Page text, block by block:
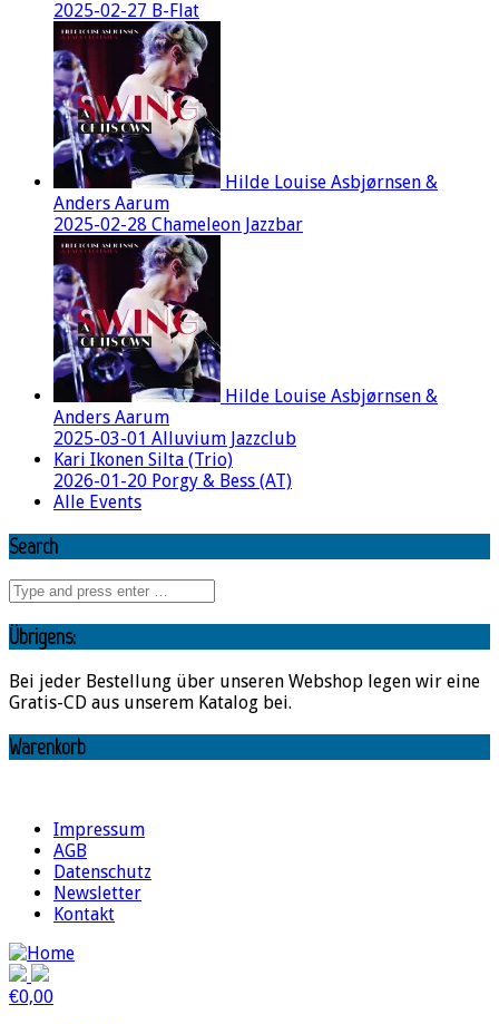
2025-02-27 B-Flat
Hilde Louise Asbjørnsen &
Anders Aarum
2025-02-28 Chameleon Jazzbar
Hilde Louise Asbjørnsen &
Anders Aarum
2025-03-01 Alluvium Jazzclub
Kari Ikonen Silta (Trio)
2026-01-20 Porgy & Bess (AT)
Alle Events
Search
Übrigens:
Bei jeder Bestellung über unseren Webshop legen wir eine
Gratis-CD aus unserem Katalog bei.
Warenkorb
Impressum
AGB
Datenschutz
Newsletter
Kontakt
€0,00